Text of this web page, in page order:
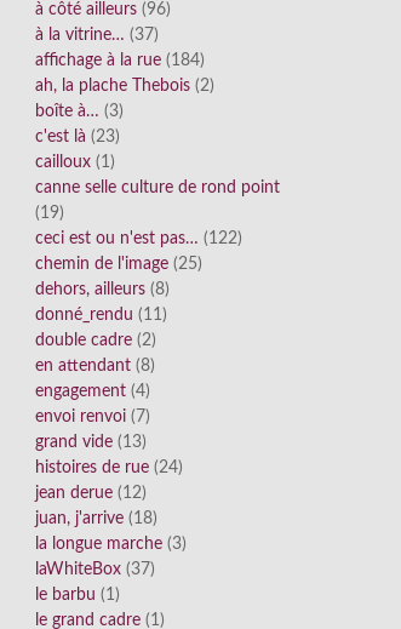
à côté ailleurs (96)
à la vitrine… (37)
affichage à la rue (184)
ah, la plache Thebois (2)
boîte à… (3)
c'est là (23)
cailloux (1)
canne selle culture de rond point
(19)
ceci est ou n'est pas… (122)
chemin de l'image (25)
dehors, ailleurs (8)
donné_rendu (11)
double cadre (2)
en attendant (8)
engagement (4)
envoi renvoi (7)
grand vide (13)
histoires de rue (24)
jean derue (12)
juan, j'arrive (18)
la longue marche (3)
laWhiteBox (37)
le barbu (1)
le grand cadre (1)